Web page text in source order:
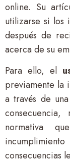
online. Su
utilizarse si los
después de
acerca de su
Para ello, el
previamente la
a través de
consecuencia,
normativa
consecuencias